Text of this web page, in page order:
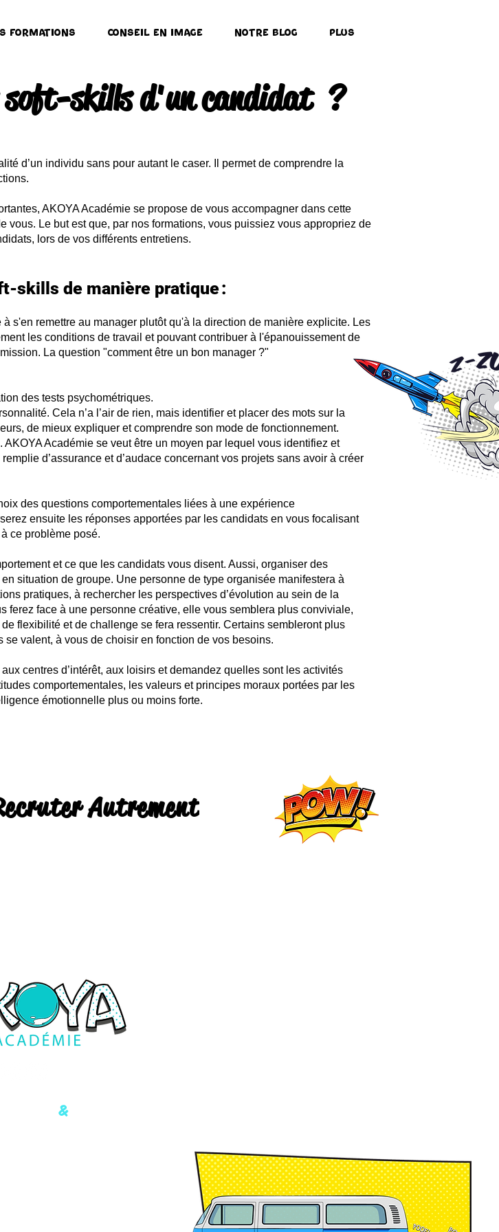
formations Conseil en image Notre Blog Plus
soft-skills d'un candidat ?
d’un individu sans pour autant le caser. Il permet de comprendre la
AKOYA Académie se propose de vous accompagner dans cette
vous. Le but est que, par nos formations, vous puissiez vous appropriez de
lors de vos différents entretiens.
skills de manière pratique :
s'en remettre au manager plutôt qu'à la direction de manière explicite. Les
les conditions de travail et pouvant contribuer à l'épanouissement de
La question "comment être un bon manager ?"
des tests psychométriques.
Cela n’a l’air de rien, mais identifier et placer des mots sur la
de mieux expliquer et comprendre son mode de fonctionnement.
Académie se veut être un moyen par lequel vous identifiez et
d’assurance et d’audace concernant vos projets sans avoir à créer
des questions comportementales liées à une expérience
ensuite les réponses apportées par les candidats en vous focalisant
ce problème posé.
et ce que les candidats vous disent. Aussi, organiser des
situation de groupe. Une personne de type organisée manifestera à
pratiques, à rechercher les perspectives d’évolution au sein de la
ferez face à une personne créative, elle vous semblera plus conviviale,
flexibilité et de challenge se fera ressentir. Certains sembleront plus
valent, à vous de choisir en fonction de vos besoins.
centres d’intérêt, aux loisirs et demandez quelles sont les activités
comportementales, les valeurs et principes moraux portées par les
émotionnelle plus ou moins forte.
Autrement
&